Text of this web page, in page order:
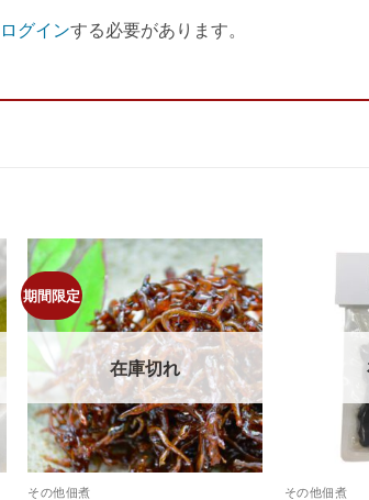
ログインする必要があります。
期間限定
Add to
wishlist
在庫切れ
その他佃煮 その他佃煮